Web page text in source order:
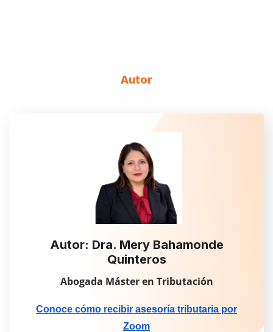
Autor
Autor: Dra. Mery Bahamonde
Quinteros
Abogada Máster en Tributación
Conoce cómo recibir asesoría tributaria por
Zoom